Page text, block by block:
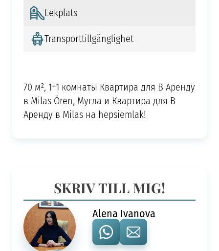
Lekplats
Transporttillgänglighet
70 м², 1+1 комнаты Квартира для В Аренду
в Milas Ören, Мугла и Квартира для В
Аренду в Milas на hepsiemlak!
SKRIV TILL MIG!
Alena Ivanova